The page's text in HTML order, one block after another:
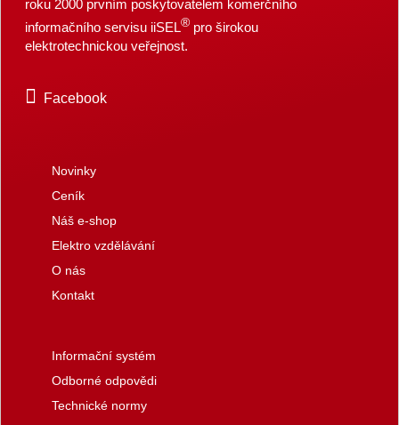
roku 2000 prvním poskytovatelem komerčního
informačního servisu iiSEL®pro širokou
elektrotechnickou veřejnost.
Facebook
Novinky
Ceník
Náš e-shop
Elektro vzdělávání
O nás
Kontakt
Informační systém
Odborné odpovědi
Technické normy